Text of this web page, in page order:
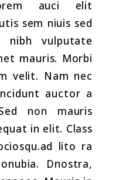
auci elit
sem niuis sed
vulputate
mauris. Morbi
velit. Nam nec
auctor a
non mauris
in elit. Class
lito ra
Dnostra,